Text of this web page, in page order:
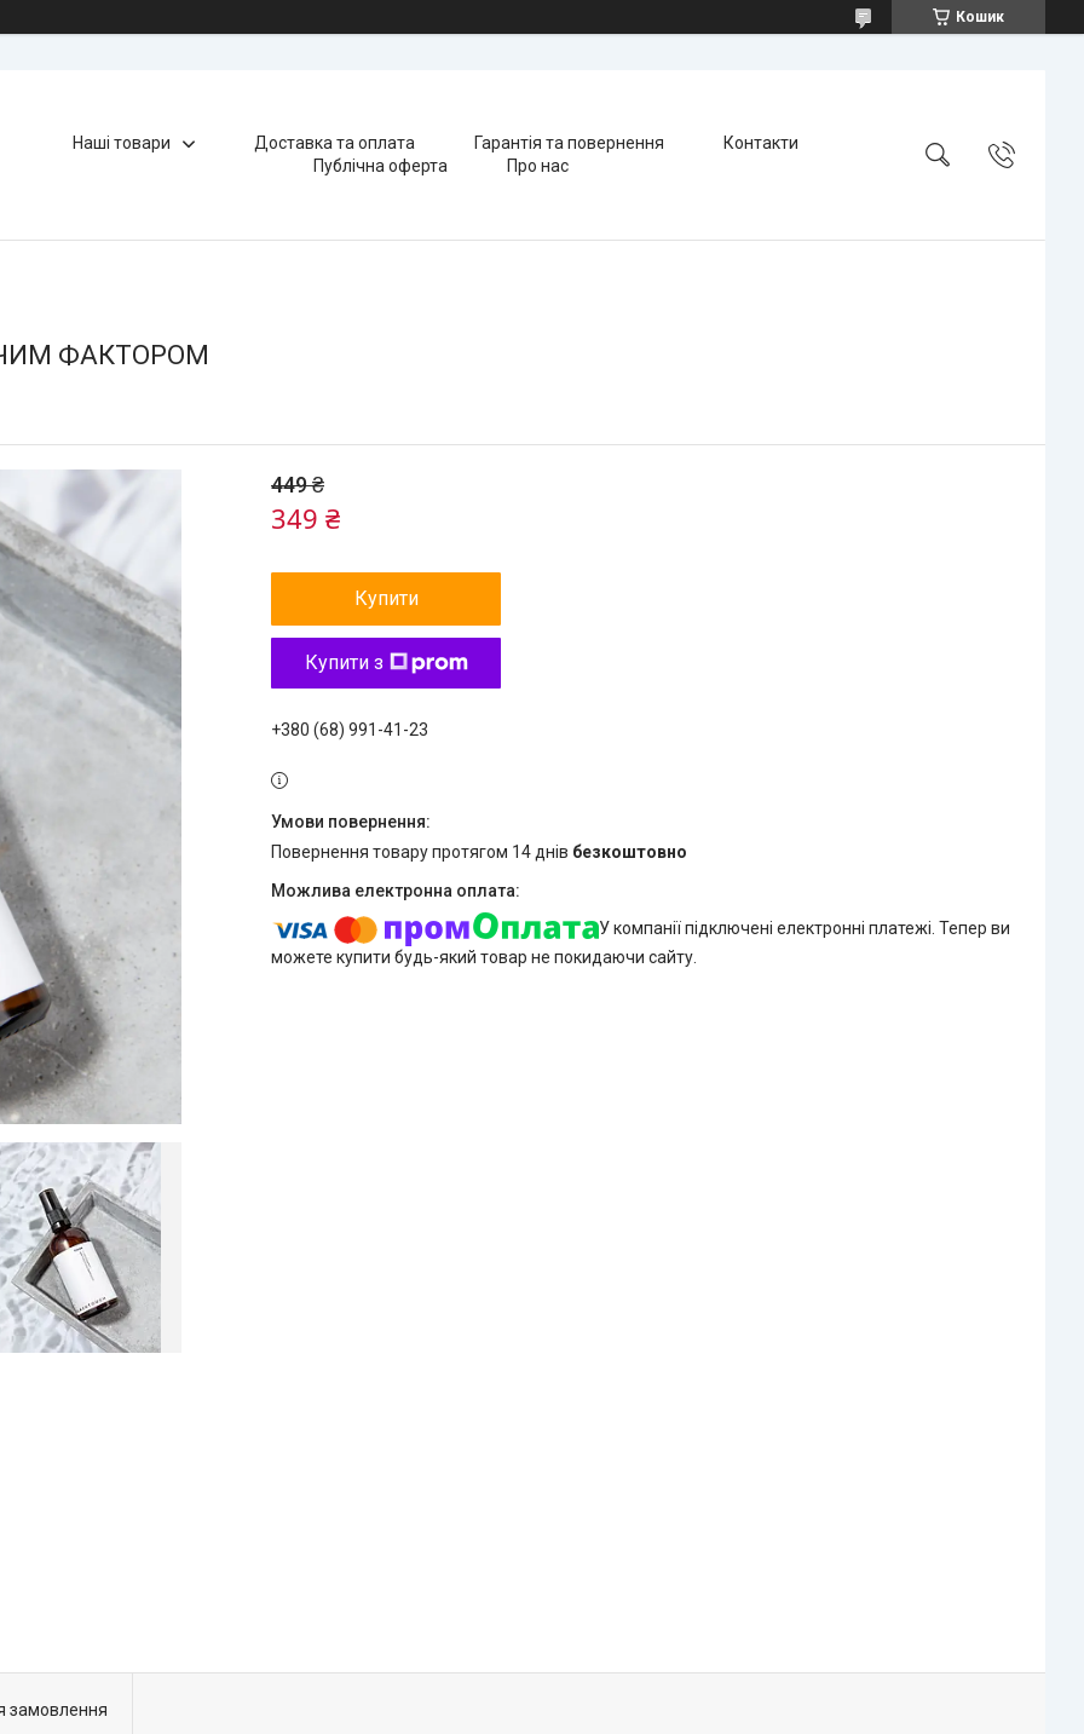
Кошик
Наші товари Доставка та оплата Гарантія та повернення
Контакти
Публічна оферта
Про нас
ФАКТОРОМ
449 ₴
349 ₴
Купити
Купити з
+380 (68) 991-41-23
повернення товару протягом 14 днів безкоштовно
У компанії підключені електронні платежі. Тепер ви
можете купити будь-який товар не покидаючи сайту.
замовлення